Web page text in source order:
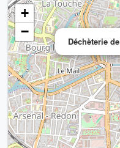
Déchèterie
+
−